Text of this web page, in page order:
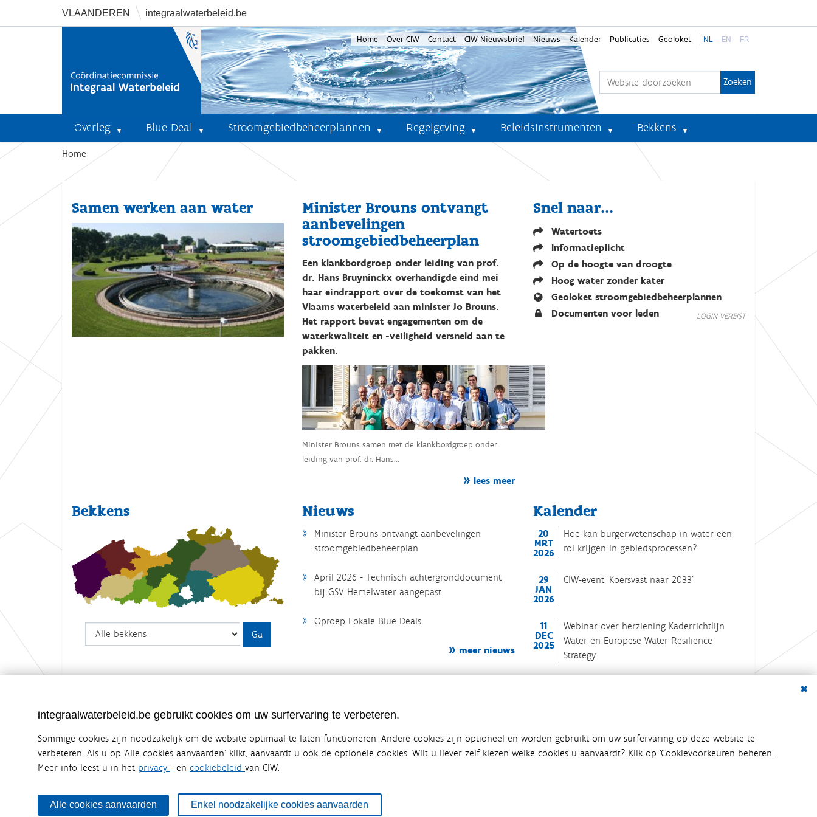
VLAANDEREN integraalwaterbeleid.be
Home Over CIW Contact CIW-Nieuwsbrief Nieuws Kalender Publicaties Geoloket NL EN FR
Overleg Blue Deal Stroomgebiedbeheerplannen Regelgeving Beleidsinstrumenten Bekkens
U
e
Home
Samen werken aan water
Minister Brouns ontvangt
aanbevelingen
stroomgebiedbeheerplan
Een klankbordgroep onder leiding van prof.
dr. Hans Bruyninckx overhandigde eind mei
haar eindrapport over de toekomst van het
Vlaams waterbeleid aan minister Jo Brouns.
Het rapport bevat engagementen om de
waterkwaliteit en -veiligheid versneld aan te
pakken.
Minister Brouns samen met de klankbordgroep onder
leiding van prof. dr. Hans...
lees meer
Snel naar...
Watertoets
Informatieplicht
Op de hoogte van droogte
Hoog water zonder kater
Geoloket stroomgebiedbeheerplannen
LOGIN VEREIST
Documenten voor leden
Bekkens Nieuws
Minister Brouns ontvangt aanbevelingen
stroomgebiedbeheerplan
April 2026 - Technisch achtergronddocument
bij GSV Hemelwater aangepast
Oproep Lokale Blue Deals
meer nieuws
Kalender
20
MRT
2026
Hoe kan burgerwetenschap in water een
rol krijgen in gebiedsprocessen?
29
JAN
2026
CIW-event 'Koersvast naar 2033'
11
DEC
2025
Webinar over herziening Kaderrichtlijn
Water en Europese Water Resilience
Strategy
integraalwaterbeleid.be gebruikt cookies om uw surfervaring te verbeteren.
Sommige cookies zijn noodzakelijk om de website optimaal te laten functioneren. Andere cookies zijn optioneel en worden gebruikt om uw surfervaring op deze website te
verbeteren. Als u op ‘Alle cookies aanvaarden’ klikt, aanvaardt u ook de optionele cookies. Wilt u liever zelf kiezen welke cookies u aanvaardt? Klik op ‘Cookievoorkeuren beheren’.
Meer info leest u in het privacy - en cookiebeleid van CIW.
Alle cookies aanvaarden Enkel noodzakelijke cookies aanvaarden
Integraalwaterbeleid.be is een officiële website van de Vlaamse overheid
De Coördinatiecommissie Integraal Waterbeleid (CIW) is een overlegplatform van de diverse beleidsdomeinen en bestuursniveaus die bij het waterbeleid betrokken
zijn. Ook waterbedrijven nemen deel aan het overleg. Deze samenwerking zorgt voor een gecoördineerde en geïntegreerde aanpak van het waterbeleid en